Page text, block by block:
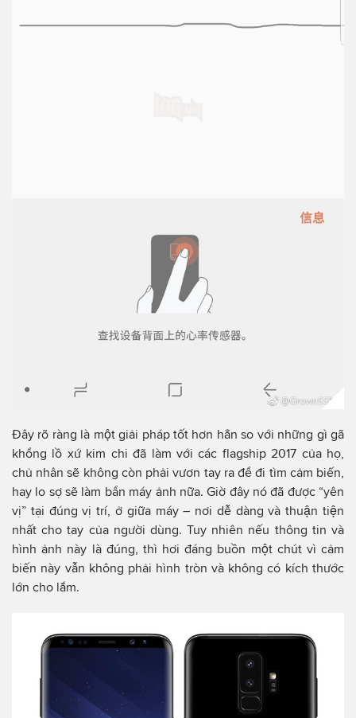
Đây rõ ràng là một giải pháp tốt hơn hẳn so với những gì gã
khổng lồ xứ kim chi đã làm với các flagship 2017 của họ,
chủ nhân sẽ không còn phải vươn tay ra để đi tìm cảm biến,
hay lo sợ sẽ làm bẩn máy ảnh nữa. Giờ đây nó đã được “yên
vị” tại đúng vị trí, ở giữa máy – nơi dễ dàng và thuận tiện
nhất cho tay của người dùng. Tuy nhiên nếu thông tin và
hình ảnh này là đúng, thì hơi đáng buồn một chút vì cảm
biến này vẫn không phải hình tròn và không có kích thước
lớn cho lắm.